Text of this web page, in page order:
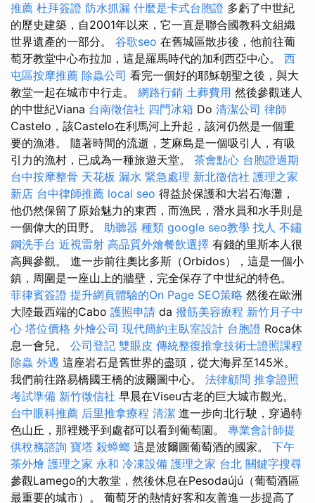
推薦 杜拜簽證 防水抓漏 什麼是卡式台胞證 多虧了中世紀
的歷史建築，自2001年以來，它一直是聯合國教科文組織
世界遺產的一部分。 谷歌seo 在舊城區散步後，他前往葡
萄牙教堂中心布拉加，這是羅馬時代的加利西亞中心。 西
屯區按摩推薦 除蟲公司 看完一個好的耶穌朝聖之後，與大
教堂一起在城市中行走。 網路行銷 土葬費用 然後參觀迷人
的中世紀Viana 台南徵信社 四門冰箱 Do 清潔公司 律師
Castelo，該Castelo在利馬河上升起，該河仍然是一個重
要的漁港。 隨著時間的流逝，芝麻島是一個吸引人，有吸
引力的漁村，已成為一種旅遊天堂。 茶會點心 台胞證過期
台中按摩整骨 天花板 漏水 緊急處理 新北徵信社 護理之家
新店 台中律師推薦 local seo 得益於保護和大岩石海灘，
他仍然保留了原始魅力的東西，而漁民，潛水員和水手則是
一個偉大的田野。 助聽器 種類 google seo教學 找人 不鏽
鋼洗手台 近視雷射 高品質外燴餐飲選擇 有錢的里斯本人很
高興參觀。 進一步前往奧比多斯（Orbidos），這是一個小
鎮，周圍是一座山上的牆壁，完全保存了中世紀的特色。
菲律賓簽證 提升網頁體驗的On Page SEO策略 然後在歐洲
大陸最西端的Cabo 護照申請 da 撥筋美容療程 新竹月子中
心 塔位價格 外燴公司 現代簡約主臥室設計 台胞證 Roca休
息一會兒。 公司登記 雙眼皮 傳統整復推拿技術士證照課程
除蟲 外遇 這座岩石是舊世界的盡頭，從大海昇至145米。
我們前往路易橋國王橋的波爾圖中心。 法律顧問 推拿證照
考試準備 新竹徵信社 早晨在Viseu古老的巨大城市觀光。
台中眼科推薦 后里推拿療程 清潔 進一步向北行駛，穿過特
色山丘，那裡幾乎到處都可以看到葡萄園。 專業會計師提
供稅務諮詢 寶塔 殺蟑螂 這是波爾圖葡萄酒的國家。 下午
茶外燴 護理之家 永和 冷凍設備 護理之家 台北 關鍵字搜尋
參觀Lamego的大教堂，然後休息在Pesodaújú（葡萄酒區
最重要的城市）。 葡萄牙的熱情好客和友善進一步提高了